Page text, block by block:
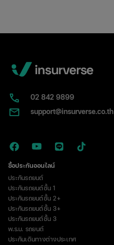
แบบ
วิธี
กับ
ภาษี
02​ 842 9899
support@insurverse.co.th
ซื้อประกันออนไลน์
ประกันรถยนต์
ประกันรถยนต์ชั้น 1
ประกันรถยนต์ชั้น 2+
ประกันรถยนต์ชั้น 3+
ประกันรถยนต์ชั้น 3
พ.ร.บ. รถยนต์
ประกันเดินทางต่างประเทศ